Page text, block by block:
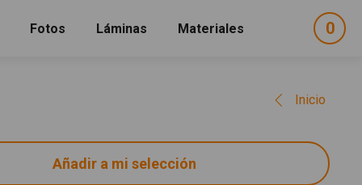
Fotos Láminas Materiales 0
Inicio